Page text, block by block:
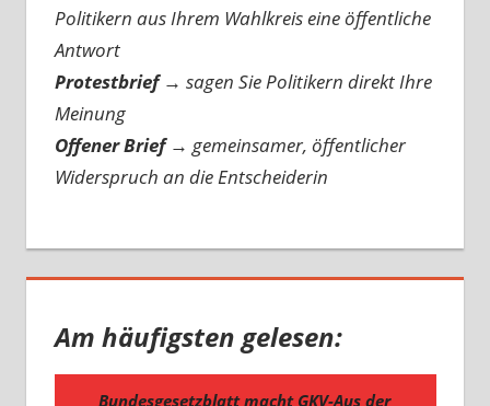
Politikern aus Ihrem Wahlkreis eine öffentliche
Antwort
Protestbrief → sagen Sie Politikern direkt Ihre
Meinung
Offener Brief → gemeinsamer, öffentlicher
Widerspruch an die Entscheiderin
Am häufigsten gelesen: